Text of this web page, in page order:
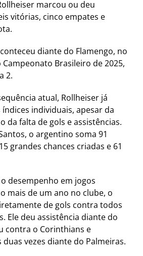
marcou ou deu
vitórias, cinco empates e
diante do Flamengo, no
Brasileiro de 2025,
2.
atual, Rollheiser já
individuais, apesar da
da falta de gols e assistências.
o argentino soma 91
grandes chances criadas e 61
desempenho em jogos
mais de um ano no clube, o
de gols contra todos
Ele deu assistência diante do
contra o Corinthians e
duas vezes diante do Palmeiras.